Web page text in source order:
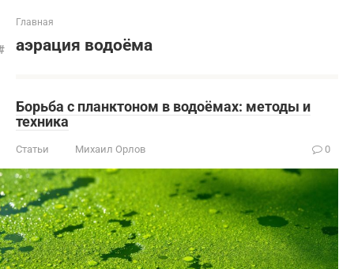
Главная
аэрация водоёма
Борьба с планктоном в водоёмах: методы и
техника
Статьи Михаил Орлов 0